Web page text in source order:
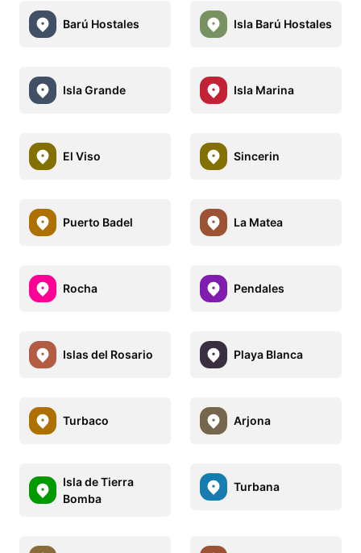
Barú Hostales Isla Barú Hostales
Isla Grande Isla Marina
El Viso Sincerin
Puerto Badel La Matea
Rocha Pendales
Islas del Rosario Playa Blanca
Turbaco Arjona
Isla de Tierra
Bomba
Turbana